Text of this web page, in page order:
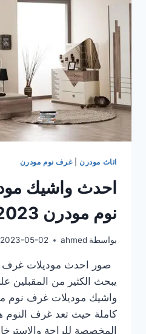
اثاث مودرن|غرف نوم مودرن
احدث واشيك
نوم مودرن 2023/ 2024
بواسطة ahmed
2023-05-02
يبحث الكثير من المقبلين
كاملة حيث تعد غرف النوم
المخصصة للراحة